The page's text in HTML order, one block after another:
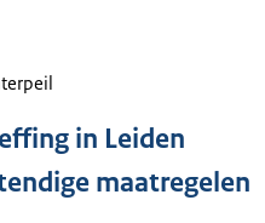
in Leiden
maatregelen